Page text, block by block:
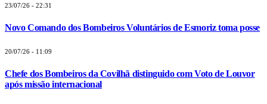
23/07/26 - 22:31
Novo Comando dos Bombeiros Voluntários de Esmoriz toma posse
20/07/26 - 11:09
Chefe dos Bombeiros da Covilhã distinguido com Voto de Louvor
após missão internacional